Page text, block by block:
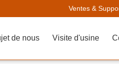
Ventes &
de nous Visite d'usine